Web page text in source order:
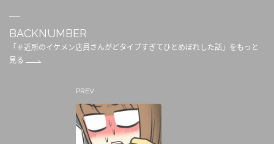
BACKNUMBER
「＃近所のイケメン店員さんがどタイプすぎてひとめぼれした話」をもっと
見る
PREV